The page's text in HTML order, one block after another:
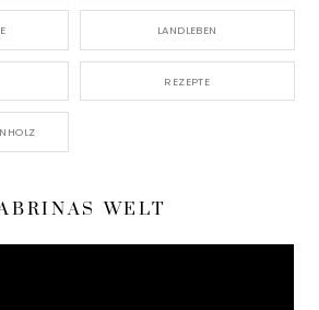
LANDLEBEN
REZEPTE
WELT